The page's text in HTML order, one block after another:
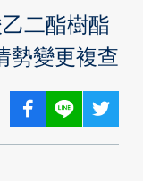
二酯樹酯
勢變更複查